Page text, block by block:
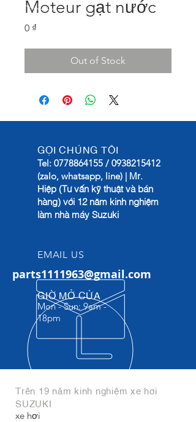
Moteur gạt nước
0 ₫
Out of Stock
GỌI CHÚNG TÔI
Tel: 0778864155 / 0938215412
(zalo, whatsapp, line) | Mr.
Hiệp (Tư vấn kỹ thuật và bán
hàng) với 12 năm kinh nghiệm
làm nhà máy Suzuki
EMAIL US
parts1111963@gmail.com
GIỜ MỞ CỬA
Mon - Sun: 9am -
18pm​
Trên 19 năm kinh nghiệm xe hơi
SUZUKI
xe hơi